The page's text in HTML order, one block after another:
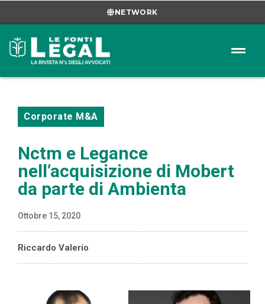
NETWORK
Corporate M&A
Nctm e Legance
nell’acquisizione di Mobert
da parte di Ambienta
Ottobre 15, 2020
Riccardo Valerio